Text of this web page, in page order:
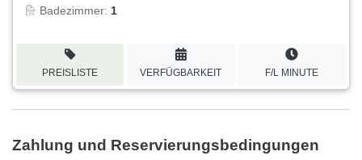
Badezimmer: 1
PREISLISTE VERFÜGBARKEIT F/L MINUTE
Zahlung und Reservierungsbedingungen